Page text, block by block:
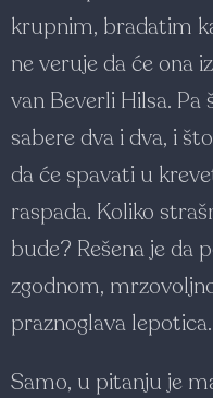
krupnim, bradatim
ne veruje da će ona
van Beverli Hilsa. Pa
sabere dva i dva, i
da će spavati u
raspada. Koliko
bude? Rešena je da
zgodnom,
praznoglava lepotica.
Samo, u pitanju je